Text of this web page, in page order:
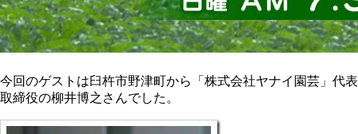
今回のゲストは臼杵市野津町から「株式会社ヤナイ園芸」代表
取締役の柳井博之さんでした。